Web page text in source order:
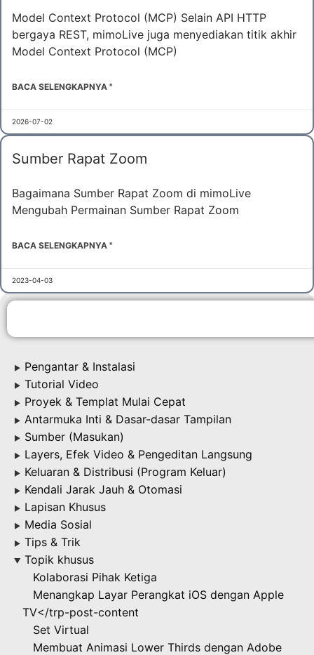
▶ Pengantar & Instalasi
▶ Tutorial Video
▶ Proyek & Templat Mulai Cepat
▶ Antarmuka Inti & Dasar-dasar Tampilan
▶ Sumber (Masukan)
▶ Layers, Efek Video & Pengeditan Langsung
▶ Keluaran & Distribusi (Program Keluar)
▶ Kendali Jarak Jauh & Otomasi
▶ Lapisan Khusus
▶ Media Sosial
▶ Tips & Trik
▶
Topik khusus
Kolaborasi Pihak Ketiga
Menangkap Layar Perangkat iOS dengan Apple
TV</trp-post-content
Set Virtual
Membuat Animasi Lower Thirds dengan Adobe
Model Context Protocol (MCP) Selain API HTTP
bergaya REST, mimoLive juga menyediakan titik akhir
Model Context Protocol (MCP)
BACA SELENGKAPNYA "
2026-07-02
Sumber Rapat Zoom
Bagaimana Sumber Rapat Zoom di mimoLive
Mengubah Permainan Sumber Rapat Zoom
BACA SELENGKAPNYA "
2023-04-03